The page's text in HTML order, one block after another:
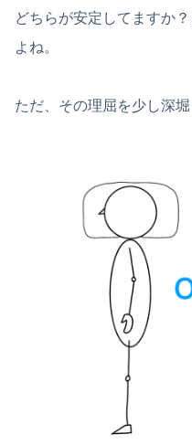
どちらが安定してますか
よね。
ただ、その理屈を少し深堀